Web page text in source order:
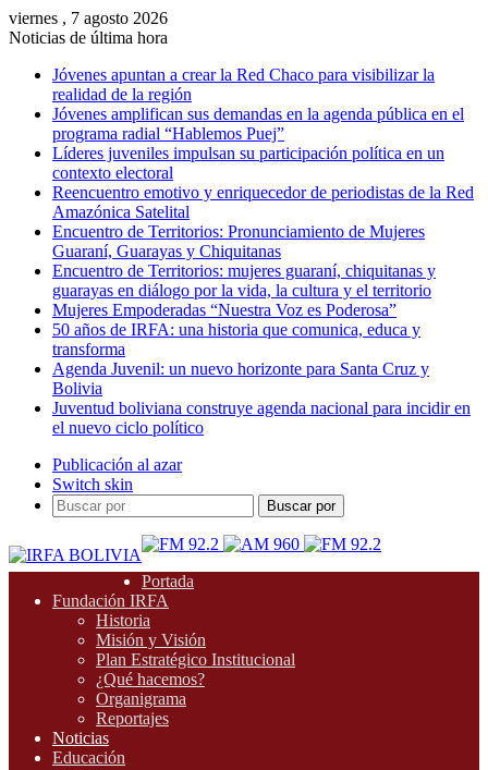
viernes , 7 agosto 2026
Noticias de última hora
Jóvenes apuntan a crear la Red Chaco para visibilizar la
realidad de la región
Jóvenes amplifican sus demandas en la agenda pública en el
programa radial “Hablemos Puej”
Líderes juveniles impulsan su participación política en un
contexto electoral
Reencuentro emotivo y enriquecedor de periodistas de la Red
Amazónica Satelital
Encuentro de Territorios: Pronunciamiento de Mujeres
Guaraní, Guarayas y Chiquitanas
Encuentro de Territorios: mujeres guaraní, chiquitanas y
guarayas en diálogo por la vida, la cultura y el territorio
Mujeres Empoderadas “Nuestra Voz es Poderosa”
50 años de IRFA: una historia que comunica, educa y
transforma
Agenda Juvenil: un nuevo horizonte para Santa Cruz y
Bolivia
Juventud boliviana construye agenda nacional para incidir en
el nuevo ciclo político
Publicación al azar
Switch skin
Buscar por
Portada
Fundación IRFA
Historia
Misión y Visión
Plan Estratégico Institucional
¿Qué hacemos?
Organigrama
Reportajes
Noticias
Educación